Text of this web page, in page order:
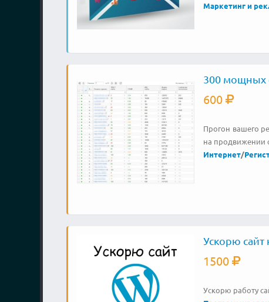
Маркетинг и
300 мощных
600
Прогон вашего
на продвижении
Интернет/
Ускорю сайт
1500
Ускорю работу